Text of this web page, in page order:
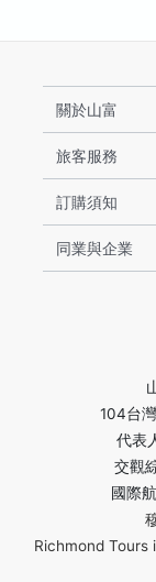
104台
代表
交觀
國際
Richmond
關於山富
旅客服務
訂購須知
同業與企業